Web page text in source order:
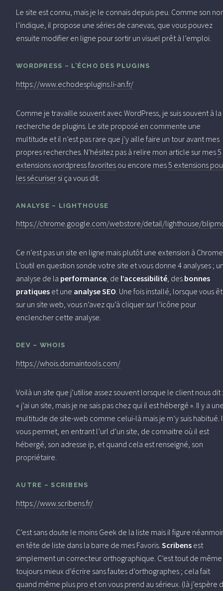
Le site est connu, mais je le connais depuis peu. Comme son
l’indique, il propose une séries de canevas, que vous pouvez
ensuite modifier en ligne pour sortir un visuel prêt à l’emploi.
WORDPRESS – L’ÉCHO DES PLUGINS
https://www.echodesplugins.li-an.fr/
Comme je travaille souvent avec WordPress, je suis souvent à la
recherche de plugins. Le site proposé en commente une
multitude et il n’est pas rare que j’y aille faire un tour avant mes
propres recherches. N’hésitez pas à relire mon article sur mes5
extensions wordpress favorites ou encore mes5 extensions
les sécuriser si ça vous dit.
ANALYSE – LIGHTHOUSE
https://chrome.google.com/webstore/detail/lighthouse/
Ce n’est pas un site en ligne mais plutôt une extension à
L’outil en question sonde votre site et vous donne 4 analyses ;
analyse de la performance, de l’accessibilité, des bonnes
pratiques et une analyse SEO. Une fois installé, lorsque vous
sur un site web, vous n’avez qu’à cliquer sur l’icône pour
enclencher cette analyse.
DEV – WHOIS
https://whois.domaintools.com/
Voilà un site que j’utilise assez souvent lorsque le client nous dit :
« j’ai un site, mais je ne sais pas chez qui il est hébergé ». Il y a
multitude de site-web comme celui-là mais je m’y suis habitué.
vous permet, en entrant l’url d’un site, de connaitre où il est
hébergé, son adresse ip, et quand cela est renseigné, son
propriétaire.
AUTRE – SCRIBENS
https://www. scribens.fr/
C’est sans doute le moins Geek de la liste mais il figure
en tête de liste dans la barre de mes Favoris. Scribens est
simplement un correcteur orthographique. C’est tout de même
toujours mieux d’écrire sans fautes d’orthographes ; cela fait
quand même plus pro et on vous prend au sérieux. (là j’espère